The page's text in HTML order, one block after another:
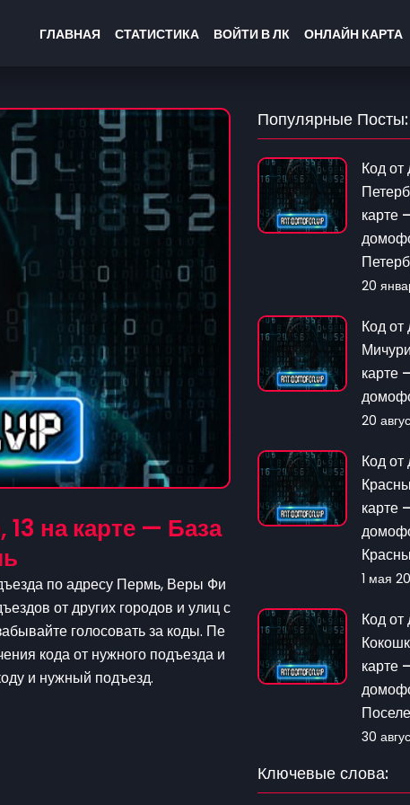
ГЛАВНАЯ СТАТИСТИКА ВОЙТИ В ЛК ОНЛАЙН КАРТА
на карте — База
по адресу Пермь, Веры Фи
от других городов и улиц с
голосовать за коды. Пе
кода от нужного подъезда и
и нужный подъезд.
Популярные Посты:
Код
карте
20
Код
карте
20
Код
карте
1 мая
Код
карте
30
Ключевые слова: